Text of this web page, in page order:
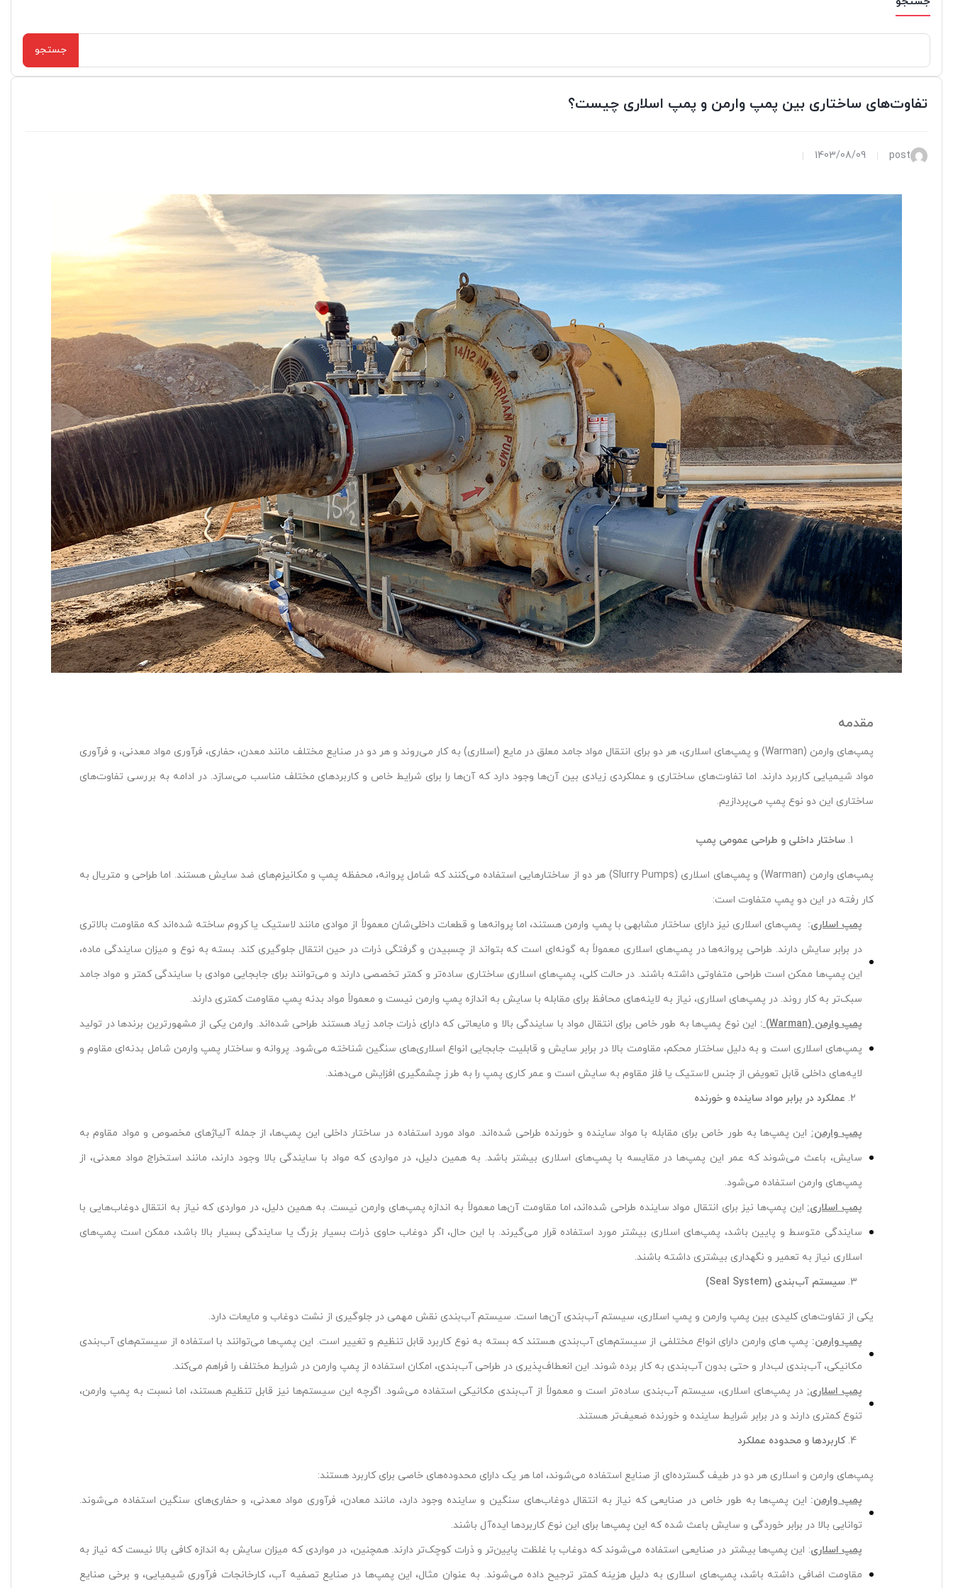
تفاوت‌های ساختاری بین پمپ وارمن و پمپ اسلاری چیست؟
post
1403/08/09
مقدمه
پمپ‌های وارمن (Warman) و پمپ‌های اسلاری، هر دو برای انتقال مواد جامد معلق در مایع (اسلاری) به کار می‌روند و هر دو در صنایع مختلف مانند معدن، حفاری، فرآوری مواد معدنی، و فرآوری
مواد شیمیایی کاربرد دارند. اما تفاوت‌های ساختاری و عملکردی زیادی بین آن‌ها وجود دارد که آن‌ها را برای شرایط خاص و کاربردهای مختلف مناسب می‌سازد. در ادامه به بررسی تفاوت‌های
ساختاری این دو نوع پمپ می‌پردازیم.
ساختار داخلی و طراحی عمومی پمپ
پمپ‌های وارمن (Warman) و پمپ‌های اسلاری (Slurry Pumps) هر دو از ساختارهایی استفاده می‌کنند که شامل پروانه، محفظه پمپ و مکانیزم‌های ضد سایش هستند. اما طراحی و متریال به
کار رفته در این دو پمپ متفاوت است:
پمپ اسلاری: پمپ‌های اسلاری نیز دارای ساختار مشابهی با پمپ وارمن هستند، اما پروانه‌ها و قطعات داخلی‌شان معمولاً از موادی مانند لاستیک یا کروم ساخته شده‌اند که مقاومت بالاتری
در برابر سایش دارند. طراحی پروانه‌ها در پمپ‌های اسلاری معمولاً به گونه‌ای است که بتواند از چسبیدن و گرفتگی ذرات در حین انتقال جلوگیری کند. بسته به نوع و میزان سایندگی ماده،
این پمپ‌ها ممکن است طراحی متفاوتی داشته باشند. در حالت کلی، پمپ‌های اسلاری ساختاری ساده‌تر و کمتر تخصصی دارند و می‌توانند برای جابجایی موادی با سایندگی کمتر و مواد جامد
سبک‌تر به کار روند. در پمپ‌های اسلاری، نیاز به لاینه‌های محافظ برای مقابله با سایش به اندازه پمپ وارمن نیست و معمولاً مواد بدنه پمپ مقاومت کمتری دارند.
پمپ وارمن (Warman)
: این نوع پمپ‌ها به طور خاص برای انتقال مواد با سایندگی بالا و مایعاتی که دارای ذرات جامد زیاد هستند طراحی شده‌اند. وارمن یکی از مشهورترین برندها در تولید
پمپ‌های اسلاری است و به دلیل ساختار محکم، مقاومت بالا در برابر سایش و قابلیت جابجایی انواع اسلاری‌های سنگین شناخته می‌شود. پروانه و ساختار پمپ وارمن شامل بدنه‌ای مقاوم و
لایه‌های داخلی قابل تعویض از جنس لاستیک یا فلز مقاوم به سایش است و عمر کاری پمپ را به طرز چشمگیری افزایش می‌دهند.
عملکرد در برابر مواد ساینده و خورنده
پمپ وارمن: این پمپ‌ها به طور خاص برای مقابله با مواد ساینده و خورنده طراحی شده‌اند. مواد مورد استفاده در ساختار داخلی این پمپ‌ها، از جمله آلیاژهای مخصوص و مواد مقاوم به
سایش، باعث می‌شوند که عمر این پمپ‌ها در مقایسه با پمپ‌های اسلاری بیشتر باشد. به همین دلیل، در مواردی که مواد با سایندگی بالا وجود دارند، مانند استخراج مواد معدنی، از
پمپ‌های وارمن استفاده می‌شود.
پمپ اسلاری: این پمپ‌ها نیز برای انتقال مواد ساینده طراحی شده‌اند، اما مقاومت آن‌ها معمولاً به اندازه پمپ‌های وارمن نیست. به همین دلیل، در مواردی که نیاز به انتقال دوغاب‌هایی با
سایندگی متوسط و پایین باشد، پمپ‌های اسلاری بیشتر مورد استفاده قرار می‌گیرند. با این حال، اگر دوغاب حاوی ذرات بسیار بزرگ یا سایندگی بسیار بالا باشد، ممکن است پمپ‌های
اسلاری نیاز به تعمیر و نگهداری بیشتری داشته باشند.
سیستم آب‌بندی (Seal System)
یکی از تفاوت‌های کلیدی بین پمپ وارمن و پمپ اسلاری، سیستم آب‌بندی آن‌ها است. سیستم آب‌بندی نقش مهمی در جلوگیری از نشت دوغاب و مایعات دارد.
پمپ وارمن: پمپ های وارمن دارای انواع مختلفی از سیستم‌های آب‌بندی هستند که بسته به نوع کاربرد قابل تنظیم و تغییر است. این پمپ‌ها می‌توانند با استفاده از سیستم‌های آب‌بندی
مکانیکی، آب‌بندی لب‌دار و حتی بدون آب‌بندی به کار برده شوند. این انعطاف‌پذیری در طراحی آب‌بندی، امکان استفاده از پمپ وارمن در شرایط مختلف را فراهم می‌کند.
پمپ اسلاری: در پمپ‌های اسلاری، سیستم آب‌بندی ساده‌تر است و معمولاً از آب‌بندی مکانیکی استفاده می‌شود. اگرچه این سیستم‌ها نیز قابل تنظیم هستند، اما نسبت به پمپ وارمن،
تنوع کمتری دارند و در برابر شرایط ساینده و خورنده ضعیف‌تر هستند.
کاربردها و محدوده عملکرد
پمپ‌های وارمن و اسلاری هر دو در طیف گسترده‌ای از صنایع استفاده می‌شوند، اما هر یک دارای محدوده‌های خاصی برای کاربرد هستند:
پمپ وارمن: این پمپ‌ها به طور خاص در صنایعی که نیاز به انتقال دوغاب‌های سنگین و ساینده وجود دارد، مانند معادن، فرآوری مواد معدنی، و حفاری‌های سنگین استفاده می‌شوند.
توانایی بالا در برابر خوردگی و سایش باعث شده که این پمپ‌ها برای این نوع کاربردها ایده‌آل باشند.
پمپ اسلاری: این پمپ‌ها بیشتر در صنایعی استفاده می‌شوند که دوغاب با غلظت پایین‌تر و ذرات کوچک‌تر دارند. همچنین، در مواردی که میزان سایش به اندازه کافی بالا نیست که نیاز به
مقاومت اضافی داشته باشد، پمپ‌های اسلاری به دلیل هزینه کمتر ترجیح داده می‌شوند. به عنوان مثال، این پمپ‌ها در صنایع تصفیه آب، کارخانجات فرآوری شیمیایی، و برخی صنایع